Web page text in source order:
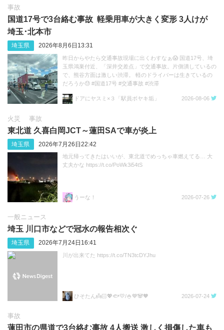
事故
国道17号で3台絡む事故 軽乗用車が大きく変形 3人けが
埼玉･北本市
埼玉県 2026年8月6日13:31
昨日からやたら交通事故現場に出くわすなぁ😱 国道17号、埼
玉県鴻巣付近、「深井交差点」で交通事故。片側潰しているの
で、熊谷方面は激しい渋滞。 軽のドライバーは生きているの
だろうか😓 #国道17号 #交通事故 #渋滞
ドアにヤスミ×３「駅員ボヤキ垢」
2026-08-06
火災 事故
東北道 久喜白岡JCT～蓮田SAで車が炎上
埼玉県 2026年7月26日22:42
地元帰ってきたはいいが、東北道でめっちゃ車燃えてる… 大
丈夫かな https://t.co/PoWk3i54tS
うーな！ 2026-07-26
一般ニュース
埼玉 川口市などで冠水の報告相次ぐ
埼玉県 2026年7月24日16:41
川が出来てた https://t.co/TN3tcDYJhu
ひそたん👼🏻💖🐟️💛/🍚💙🐼🧡 2026-07-24
事故
蓮田市の県道で3台絡む事故 4人搬送 激しく損傷した車も